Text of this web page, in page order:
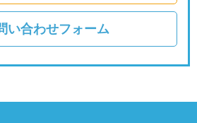
い合わせフォーム